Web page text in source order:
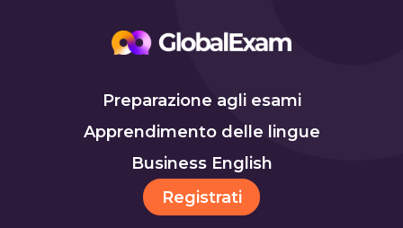
Preparazione agli esami
Apprendimento delle lingue
Business English
Registrati